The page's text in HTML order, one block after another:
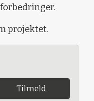
projektet.
Tilmeld